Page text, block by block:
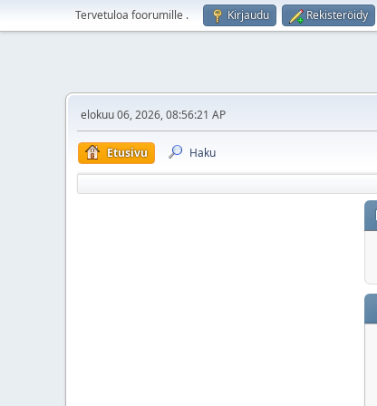
Tervetuloa foorumille . Kirjaudu Rekisteröidy
elokuu 06, 2026, 08:56:21 AP
Etusivu Haku